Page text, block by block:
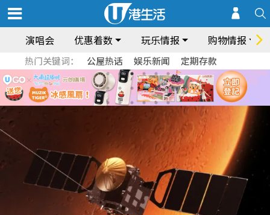
演唱会 优惠着数 玩乐情报 购物情报
热门关键词： 公屋热话 娱乐新闻 定期存款